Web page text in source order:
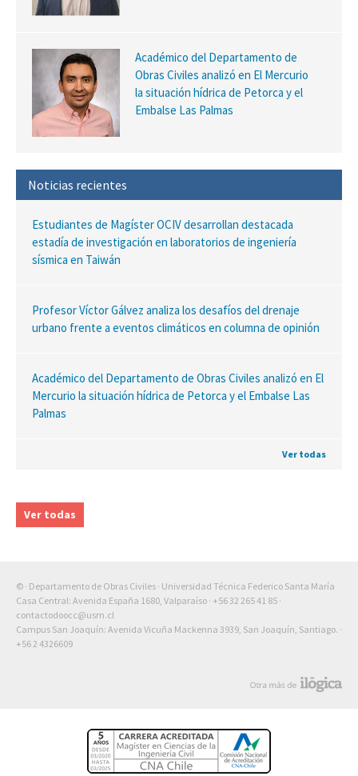
Académico del Departamento de
Obras Civiles analizó en El Mercurio
la situación hídrica de Petorca y el
Embalse Las Palmas
Noticias recientes
Estudiantes de Magíster OCIV desarrollan destacada
estadía de investigación en laboratorios de ingeniería
sísmica en Taiwán
Profesor Víctor Gálvez analiza los desafíos del drenaje
urbano frente a eventos climáticos en columna de opinión
Académico del Departamento de Obras Civiles analizó en El
Mercurio la situación hídrica de Petorca y el Embalse Las
Palmas
Ver todas
Ver todas
© · Departamento de Obras Civiles · Universidad Técnica Federico Santa María
Casa Central: Avenida España 1680, Valparaíso · +56 32 265 41 85 ·
contactodoocc@usm.cl
Campus San Joaquín: Avenida Vicuña Mackenna 3939, San Joaquín, Santiago. ·
+56 2 4326609